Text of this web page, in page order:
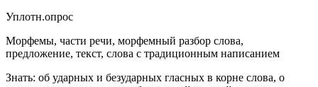
Уплотн.опрос
Морфемы, части речи, морфемный разбор слова,
предложение, текст, слова с традиционным написанием
Знать: об ударных и безударных гласных в корне слова, о